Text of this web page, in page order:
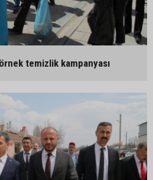
temizlik kampanyası